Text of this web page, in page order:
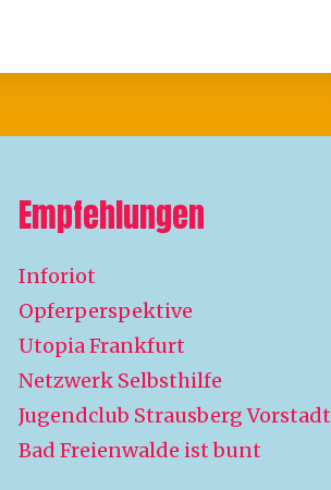
Empfehlungen
Inforiot
Opferperspektive
Utopia Frankfurt
Netzwerk Selbsthilfe
Jugendclub Strausberg Vorstadt
Bad Freienwalde ist bunt